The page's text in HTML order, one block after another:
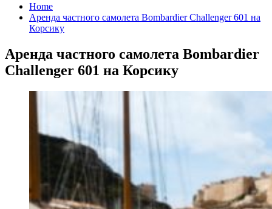
Home
Аренда частного самолета Bombardier Challenger 601 на
Корсику
Аренда частного самолета Bombardier
Challenger 601 на Корсику